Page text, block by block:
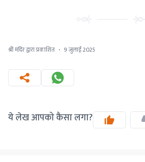
श्री मंदिर द्वारा प्रकाशित · 9 जुलाई 2025
ये लेख आपको कैसा लगा?